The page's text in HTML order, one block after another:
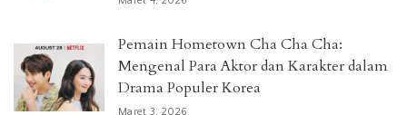
Pemain Hometown Cha Cha Cha:
Mengenal Para Aktor dan Karakter dalam
Drama Populer Korea
Maret 3, 2026